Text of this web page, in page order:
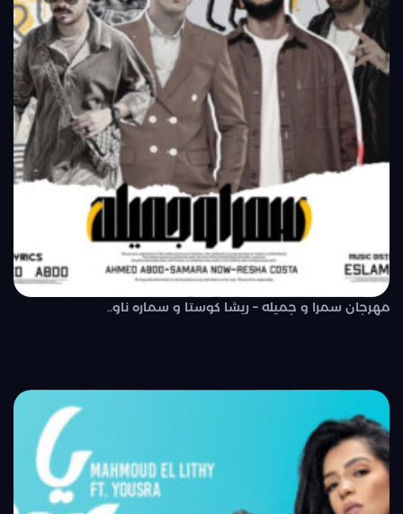
مهرجان سمرا و جميله – ريشا كوستا و سماره ناو..